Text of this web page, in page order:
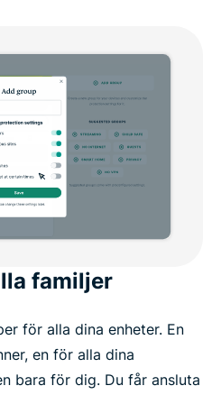
familjer
för alla dina enheter. En
en för alla dina
bara för dig. Du får ansluta